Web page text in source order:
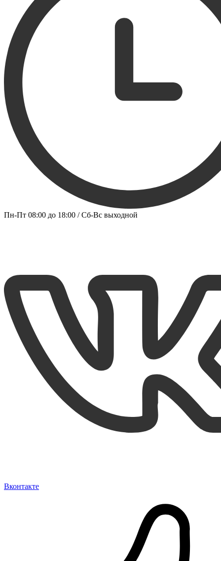
Пн-Пт 08:00 до 18:00 / Сб-Вс выходной
Вконтакте